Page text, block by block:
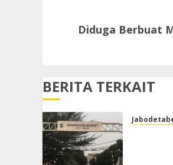
post:
Diduga Berbuat
BERITA TERKAIT